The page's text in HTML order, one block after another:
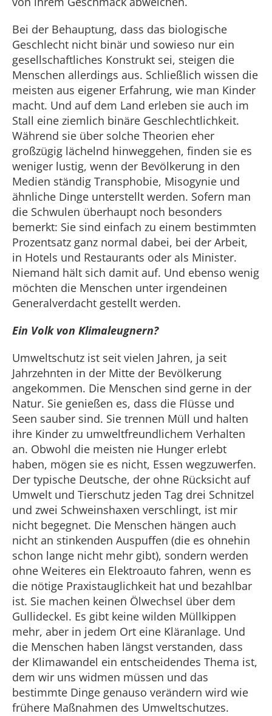
Bei der Behauptung, dass das biologische
Geschlecht nicht binär und sowieso nur ein
gesellschaftliches Konstrukt sei, steigen die
Menschen allerdings aus. Schließlich wissen die
meisten aus eigener Erfahrung, wie man Kinder
macht. Und auf dem Land erleben sie auch im
Stall eine ziemlich binäre Geschlechtlichkeit.
Während sie über solche Theorien eher
großzügig lächelnd hinweggehen, finden sie es
weniger lustig, wenn der Bevölkerung in den
Medien ständig Transphobie, Misogynie und
ähnliche Dinge unterstellt werden. Sofern man
die Schwulen überhaupt noch besonders
bemerkt: Sie sind einfach zu einem bestimmten
Prozentsatz ganz normal dabei, bei der Arbeit,
in Hotels und Restaurants oder als Minister.
Niemand hält sich damit auf. Und ebenso wenig
möchten die Menschen unter irgendeinen
Generalverdacht gestellt werden.
Ein Volk von Klimaleugnern?
Umweltschutz ist seit vielen Jahren, ja seit
Jahrzehnten in der Mitte der Bevölkerung
angekommen. Die Menschen sind gerne in der
Natur. Sie genießen es, dass die Flüsse und
Seen sauber sind. Sie trennen Müll und halten
ihre Kinder zu umweltfreundlichem Verhalten
an. Obwohl die meisten nie Hunger erlebt
haben, mögen sie es nicht, Essen wegzuwerfen.
Der typische Deutsche, der ohne Rücksicht auf
Umwelt und Tierschutz jeden Tag drei Schnitzel
und zwei Schweinshaxen verschlingt, ist mir
nicht begegnet. Die Menschen hängen auch
nicht an stinkenden Auspuffen (die es ohnehin
schon lange nicht mehr gibt), sondern werden
ohne Weiteres ein Elektroauto fahren, wenn es
die nötige Praxistauglichkeit hat und bezahlbar
ist. Sie machen keinen Ölwechsel über dem
Gullideckel. Es gibt keine wilden Müllkippen
mehr, aber in jedem Ort eine Kläranlage. Und
die Menschen haben längst verstanden, dass
der Klimawandel ein entscheidendes Thema ist,
dem wir uns widmen müssen und das
bestimmte Dinge genauso verändern wird wie
frühere Maßnahmen des Umweltschutzes.